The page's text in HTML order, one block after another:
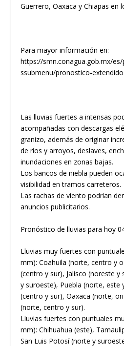
Guerrero, Oaxaca y Chiapas en
Para mayor información en:
https://smn.conagua.gob.mx/
ssubmenu/pronostico-
Las lluvias fuertes a intensas
acompañadas con descargas
granizo, además de originar
de ríos y arroyos, deslaves,
inundaciones en zonas bajas.
Los bancos de niebla pueden
visibilidad en tramos carreteros.
Las rachas de viento podrían
anuncios publicitarios.
Pronóstico de lluvias para hoy
Lluvias muy fuertes con
mm): Coahuila (norte, centro y
(centro y sur), Jalisco (noreste y
y suroeste), Puebla (norte, este
(centro y sur), Oaxaca (norte,
(norte, centro y sur).
Lluvias fuertes con puntuales
mm): Chihuahua (este),
San Luis Potosí (norte y